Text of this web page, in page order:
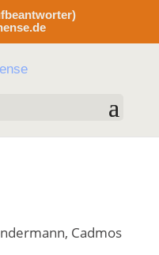
Cadmos